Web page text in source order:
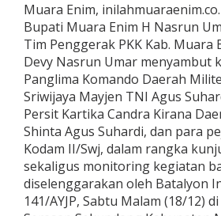
Muara Enim,
Bupati Muara Enim H Nasrun
Tim Penggerak PKK Kab. Muara
Devy Nasrun Umar menyambut
Panglima Komando Daerah
Sriwijaya Mayjen TNI Agus
Persit Kartika Candra Kirana
Shinta Agus Suhardi, dan para
Kodam II/Swj, dalam rangka
sekaligus monitoring kegiatan
diselenggarakan oleh Batalyon
141/AYJP, Sabtu Malam (18/12)